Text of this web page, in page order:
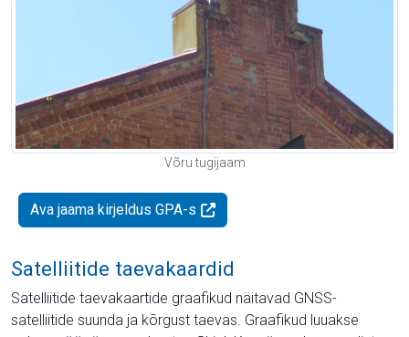
Võru tugijaam
Ava jaama kirjeldus GPA-s
Satelliitide taevakaardid
Satelliitide taevakaartide graafikud näitavad GNSS-
satelliitide suunda ja kõrgust taevas. Graafikud luuakse